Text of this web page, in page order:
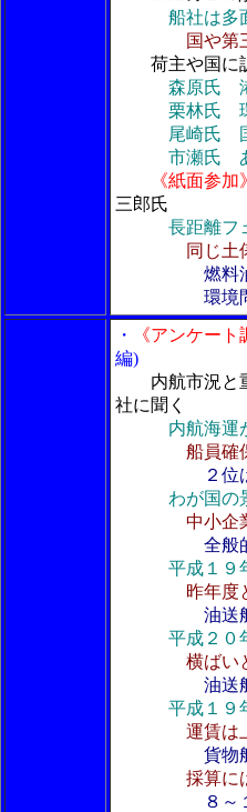
船社は多
国や第
荷主や国に
森原氏
栗林氏 環境
尾崎氏 国は
市瀬氏 あら
《紙面参加
三郎氏
長距離フ
同じ土
燃料
環境問題で
・
《アンケート
編)
内航市況と
社に聞く
内航海運
船員確
２位
わが国の
中小企
全般
平成１９
昨年度
油送
平成２０
横ばい
油送
平成１９
運賃は
貨物
採算に
８～